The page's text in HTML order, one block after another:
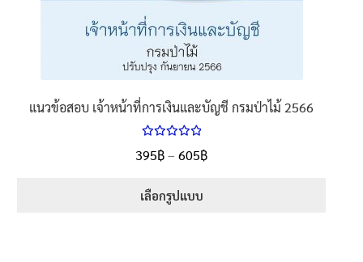
แนวข้อสอบ เจ้าหน้าที่การเงินและบัญชี กรมป่าไม้ 2566
5.00
ตั้งแต่
395฿– 605฿Price
เลือกรูปแบบ